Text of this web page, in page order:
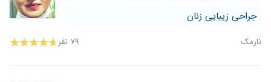
جراحی زیبایی زنان
نارمک ۷۹ نفر